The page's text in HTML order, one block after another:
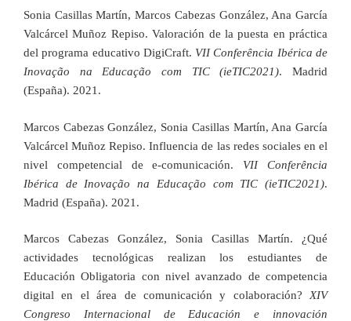
Sonia Casillas Martín, Marcos Cabezas González, Ana García
Valcárcel Muñoz Repiso. Valoración de la puesta en práctica
del programa educativo DigiCraft. VII Conferência Ibérica de
Inovação na Educação com TIC (ieTIC2021). Madrid
(España). 2021.
Marcos Cabezas González, Sonia Casillas Martín, Ana García
Valcárcel Muñoz Repiso. Influencia de las redes sociales en el
nivel competencial de e-comunicación. VII Conferência
Ibérica de Inovação na Educação com TIC (ieTIC2021).
Madrid (España). 2021.
Marcos Cabezas González, Sonia Casillas Martín. ¿Qué
actividades tecnológicas realizan los estudiantes de
Educación Obligatoria con nivel avanzado de competencia
digital en el área de comunicación y colaboración? XIV
Congreso Internacional de Educación e innovación